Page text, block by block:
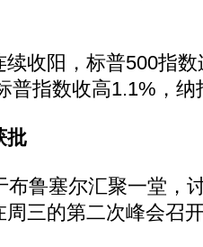
收阳，标普500指数
普指数收高1.1%，纳
批
鲁塞尔汇聚一堂，
三的第二次峰会召